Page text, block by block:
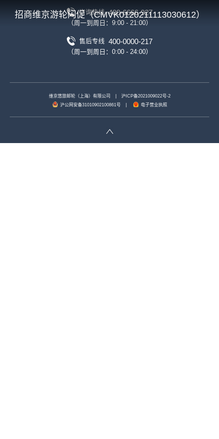
招商维京游轮闪促（CMVK0120211113030612）
咨询热线 400-6666-927
（周一到周日：9:00 - 21:00）
售后专线 400-0000-217
（周一到周日：0:00 - 24:00）
维京悠旅邮轮（上海）有限公司
沪ICP备2021009022号-2
沪公网安备31010902100861号
电子营业执照